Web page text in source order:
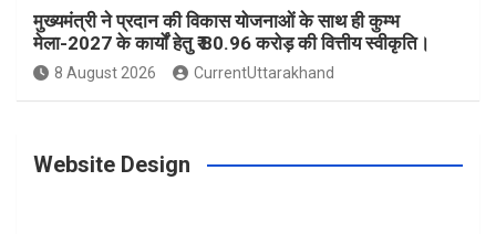
o
k
r
a
e
s
r
मुख्यमंत्री ने प्रदान की विकास योजनाओं के साथ ही कुम्भ
मेला-2027 के कार्यों हेतु ₹ 80.96 करोड़ की वित्तीय स्वीकृति।
8 August 2026 CurrentUttarakhand
Website Design